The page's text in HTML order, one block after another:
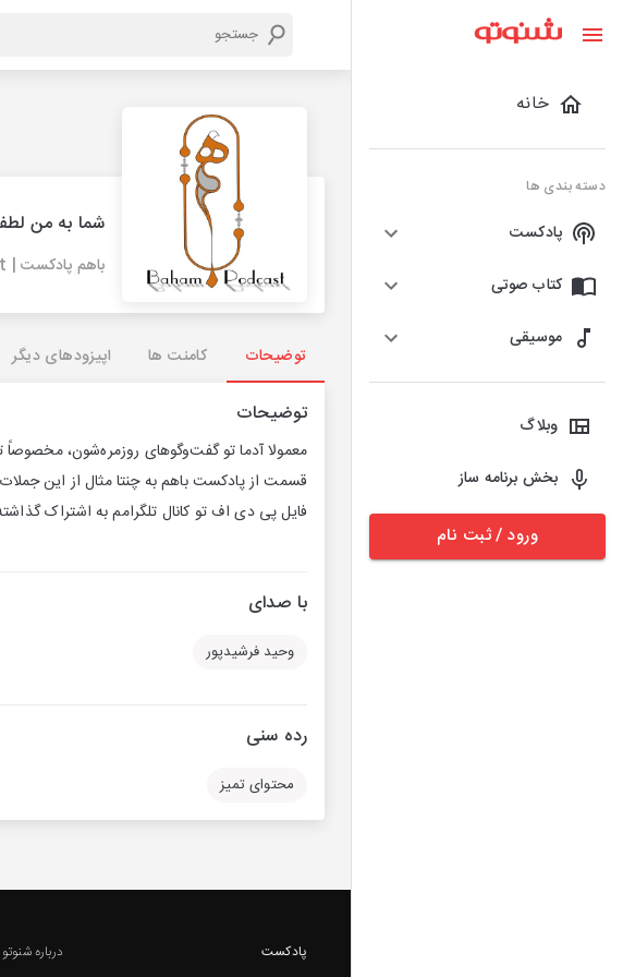
خانه
دسته بندی ها
پادکست
کتاب صوتی
موسیقی
وبلاگ
بخش برنامه ساز
ورود / ثبت نام
شما به من لطف
باهم پادکست | bahampodcast
توضیحات کامنت ها اپیزودهای دیگر
توضیحات
معمولا آدما تو گفت‌وگوهای روزمره‌شون،
قسمت از پادکست باهم به چنتا مثال از این
فایل پی دی اف تو کانال تلگرامم به اشتراک
با صدای
وحید فرشیدپور
رده سنی
محتوای تمیز
پادکست درباره شنوتو